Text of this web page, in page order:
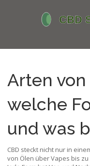
Arten
welche
und was
CBD steckt nicht nur in
von Ölen über Vapes bis